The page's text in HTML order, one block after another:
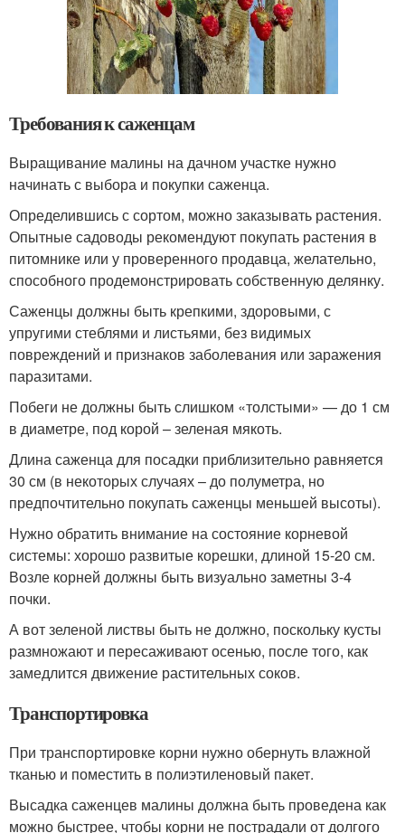
Требования к саженцам
Выращивание малины на дачном участке нужно
начинать с выбора и покупки саженца.
Определившись с сортом, можно заказывать растения.
Опытные садоводы рекомендуют покупать растения в
питомнике или у проверенного продавца, желательно,
способного продемонстрировать собственную делянку.
Саженцы должны быть крепкими, здоровыми, с
упругими стеблями и листьями, без видимых
повреждений и признаков заболевания или заражения
паразитами.
Побеги не должны быть слишком «толстыми» — до 1 см
в диаметре, под корой – зеленая мякоть.
Длина саженца для посадки приблизительно равняется
30 см (в некоторых случаях – до полуметра, но
предпочтительно покупать саженцы меньшей высоты).
Нужно обратить внимание на состояние корневой
системы: хорошо развитые корешки, длиной 15-20 см.
Возле корней должны быть визуально заметны 3-4
почки.
А вот зеленой листвы быть не должно, поскольку кусты
размножают и пересаживают осенью, после того, как
замедлится движение растительных соков.
Транспортировка
При транспортировке корни нужно обернуть влажной
тканью и поместить в полиэтиленовый пакет.
Высадка саженцев малины должна быть проведена как
можно быстрее, чтобы корни не пострадали от долгого